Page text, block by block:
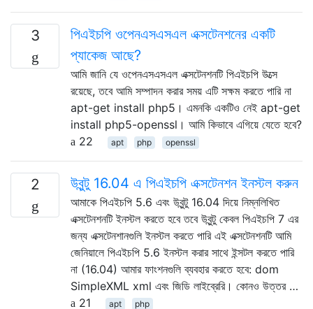
3
পিএইচপি ওপেনএসএসএল এক্সটেনশনের একটি
প্যাকেজ আছে?
আমি জানি যে ওপেনএসএসএল এক্সটেনশনটি পিএইচপি উত্সে
রয়েছে, তবে আমি সম্পাদন করার সময় এটি সক্ষম করতে পারি না
apt-get install php5। এমনকি একটিও নেই apt-get
install php5-openssl। আমি কিভাবে এগিয়ে যেতে হবে?
22
apt php openssl
2 উবুন্টু 16.04 এ পিএইচপি এক্সটেনশন ইনস্টল করুন
আমাকে পিএইচপি 5.6 এবং উবুন্টু 16.04 দিয়ে নিম্নলিখিত
এক্সটেনশনটি ইনস্টল করতে হবে তবে উবুন্টু কেবল পিএইচপি 7 এর
জন্য এক্সটেনশানগুলি ইনস্টল করতে পারি এই এক্সটেনশনটি আমি
জেনিয়ালে পিএইচপি 5.6 ইনস্টল করার সাথে ইন্সটল করতে পারি
না (16.04) আমার ফাংশনগুলি ব্যবহার করতে হবে: dom
SimpleXML xml এবং জিডি লাইব্রেরি। কোনও উত্তর …
21
apt php